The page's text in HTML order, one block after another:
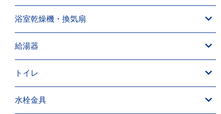
浴室乾燥機・換気扇
給湯器
トイレ
水栓金具